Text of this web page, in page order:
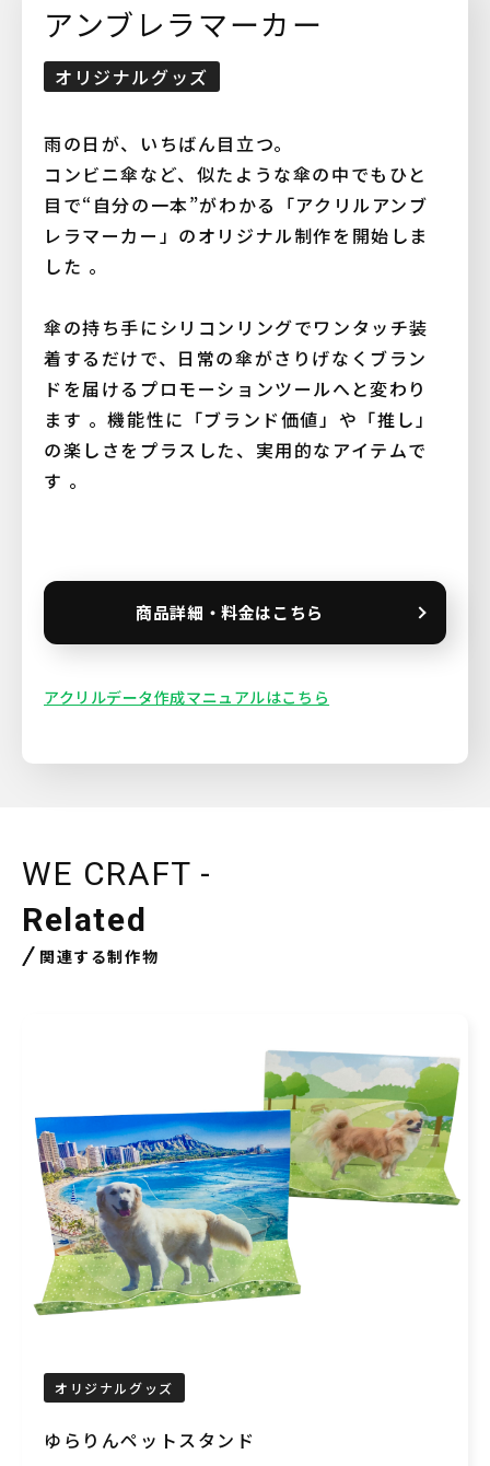
アンブレラマーカー
オリジナルグッズ
雨の日が、いちばん目立つ。
コンビニ傘など、似たような傘の中でもひと
目で“自分の一本”がわかる「アクリルアンブ
レラマーカー」のオリジナル制作を開始しま
した 。
傘の持ち手にシリコンリングでワンタッチ装
着するだけで、日常の傘がさりげなくブラン
ドを届けるプロモーションツールへと変わり
ます 。機能性に「ブランド価値」や「推し」
の楽しさをプラスした、実用的なアイテムで
す 。
商品詳細・料金はこちら
アクリルデータ作成マニュアルはこちら
WE CRAFT -
Related
関連する制作物
オリジナルグッズ
ゆらりんペットスタンド